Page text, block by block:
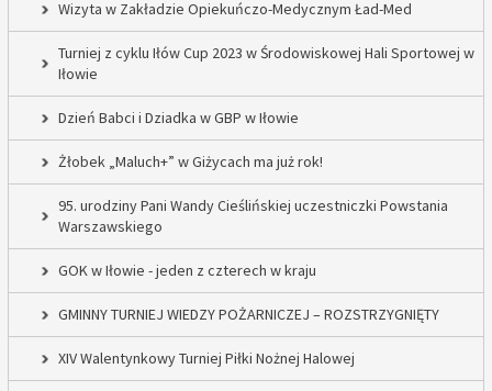
Wizyta w Zakładzie Opiekuńczo-Medycznym Ład-Med
Turniej z cyklu Iłów Cup 2023 w Środowiskowej Hali Sportowej w
Iłowie
Dzień Babci i Dziadka w GBP w Iłowie
Żłobek „Maluch+” w Giżycach ma już rok!
95. urodziny Pani Wandy Cieślińskiej uczestniczki Powstania
Warszawskiego
GOK w Iłowie - jeden z czterech w kraju
GMINNY TURNIEJ WIEDZY POŻARNICZEJ – ROZSTRZYGNIĘTY
XIV Walentynkowy Turniej Piłki Nożnej Halowej